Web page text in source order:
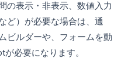
の表示・非表示、数値入力
ど）が必要な場合は、通
ビルダーや、フォームを動
必要になります。